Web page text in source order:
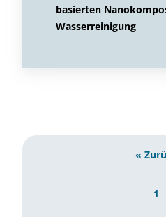
basierten
Wasserreinigung
«
1